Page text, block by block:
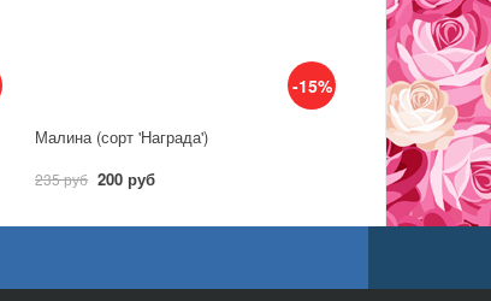
-15%
Малина (сорт 'Награда')
235 руб 200 руб